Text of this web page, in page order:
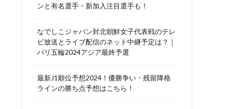
ンと有名選手・新加入注目選手も！
なでしこジャパン対北朝鮮女子代表戦のテレ
ビ放送とライブ配信のネット中継予定は？｜
パリ五輪2024アジア最終予選
最新J1順位予想2024！優勝争い・残留降格
ラインの勝ち点予想はこちら！